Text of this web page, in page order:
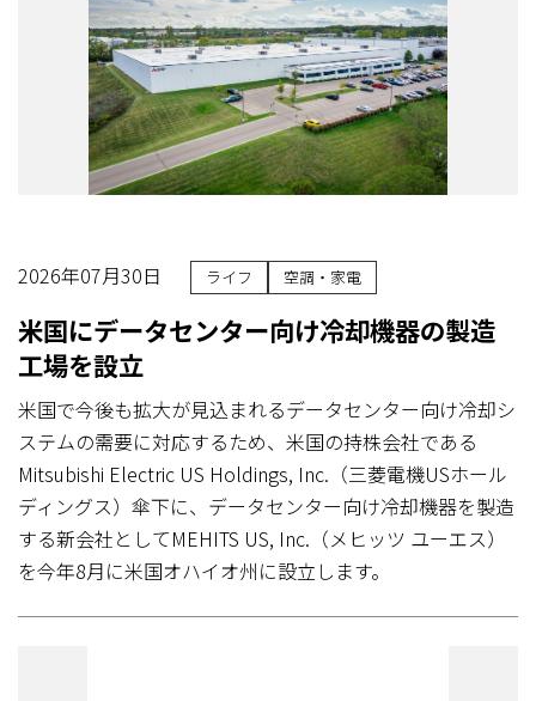
2026年07月30日 ライフ 空調・家電
米国にデータセンター向け冷却機器の製造
工場を設立
米国で今後も拡大が見込まれるデータセンター向け冷却シ
ステムの需要に対応するため、米国の持株会社である
Mitsubishi Electric US Holdings, Inc.（三菱電機USホール
ディングス）傘下に、データセンター向け冷却機器を製造
する新会社としてMEHITS US, Inc.（メヒッツ ユーエス）
を今年8月に米国オハイオ州に設立します。